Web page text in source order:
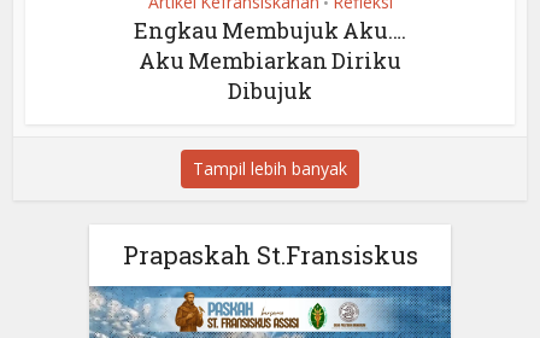
Engkau Membujuk Aku….
Aku Membiarkan Diriku
Dibujuk
Tampil lebih banyak
Prapaskah St.Fransiskus